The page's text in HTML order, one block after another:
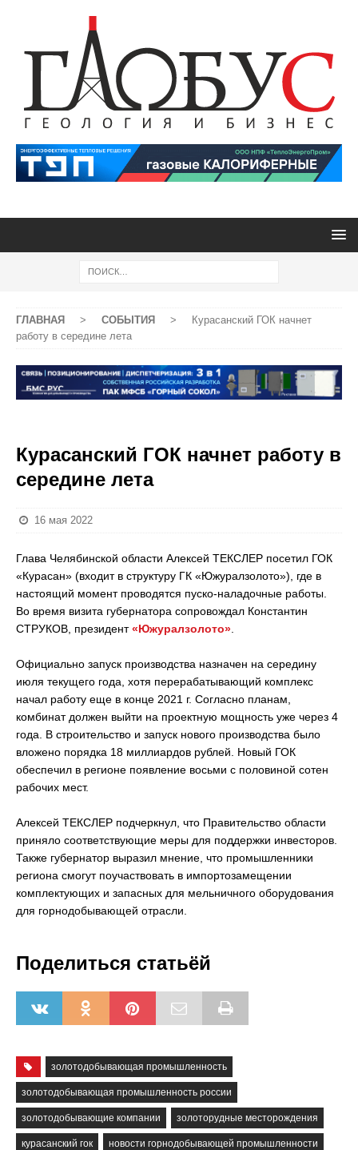
ГЛАВНАЯ > СОБЫТИЯ >
Курасанский ГОК начнет
работу в середине лета
Курасанский ГОК начнет работу в
середине лета
16 мая 2022
Глава Челябинской области Алексей ТЕКСЛЕР посетил ГОК
«Курасан» (входит в структуру ГК «Южуралзолото»), где в
настоящий момент проводятся пуско-наладочные работы.
Во время визита губернатора сопровождал Константин
СТРУКОВ, президент«Южуралзолото»
Официально запуск производства назначен на середину
июля текущего года, хотя перерабатывающий комплекс
начал работу еще в конце 2021 г. Согласно планам,
комбинат должен выйти на проектную мощность уже через 4
года. В строительство и запуск нового производства было
вложено порядка 18 миллиардов рублей. Новый ГОК
обеспечил в регионе появление восьми с половиной сотен
рабочих мест.
Алексей ТЕКСЛЕР подчеркнул, что Правительство области
приняло соответствующие меры для поддержки инвесторов.
Также губернатор выразил мнение, что промышленники
региона смогут поучаствовать в импортозамещении
комплектующих и запасных для мельничного оборудования
для горнодобывающей отрасли.
Поделиться статьёй
золотодобывающая промышленность
золотодобывающая промышленность россии
золотодобывающие компании золоторудные месторождения
курасанский гок новости горнодобывающей промышленности